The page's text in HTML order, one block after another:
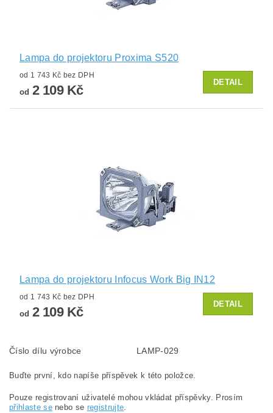
Lampa do projektoru Proxima S520
od 1 743 Kč bez DPH
od 2 109 Kč
DETAIL
Lampa do projektoru Infocus Work Big IN12
od 1 743 Kč bez DPH
od 2 109 Kč
DETAIL
Číslo dílu výrobce LAMP-029
Buďte první, kdo napíše příspěvek k této položce.
Pouze registrovaní uživatelé mohou vkládat příspěvky. Prosím
přihlaste senebo se registrujte.